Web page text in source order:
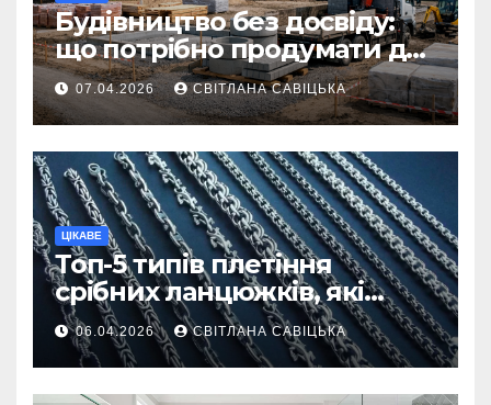
Будівництво без досвіду:
що потрібно продумати до
першої доставки на
ділянку
07.04.2026 СВІТЛАНА САВІЦЬКА
ЦІКАВЕ
Топ-5 типів плетіння
срібних ланцюжків, які
вважаються
найнадійнішими
06.04.2026 СВІТЛАНА САВІЦЬКА